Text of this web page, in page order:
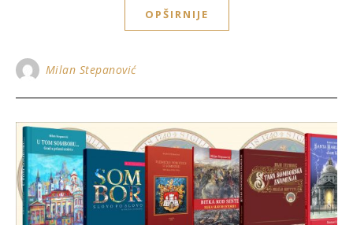
OPŠIRNIJE
Milan Stepanović